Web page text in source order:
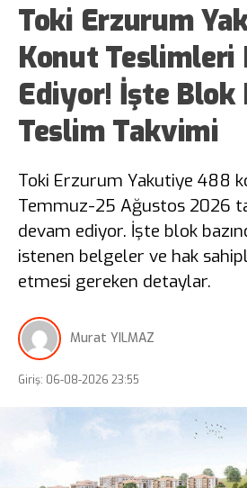
Toki Erzurum
Konut Teslimleri
Ediyor! İşte Blok
Teslim Takvimi
Toki Erzurum Yakutiye 488
Temmuz-25 Ağustos 2026
devam ediyor. İşte blok
istenen belgeler ve hak
etmesi gereken detaylar.
Murat YILMAZ
Giriş: 06-08-2026 23:55